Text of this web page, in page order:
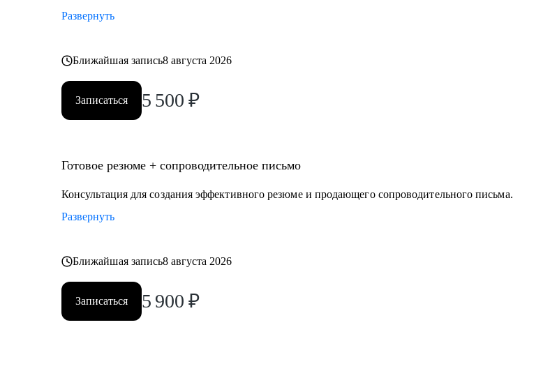
Развернуть
Ближайшая запись8 августа 2026
Записаться 5 500 ₽
Готовое резюме + сопроводительное письмо
Консультация для создания эффективного резюме и продающего сопроводительного письма.
Развернуть
Ближайшая запись8 августа 2026
Записаться 5 900 ₽